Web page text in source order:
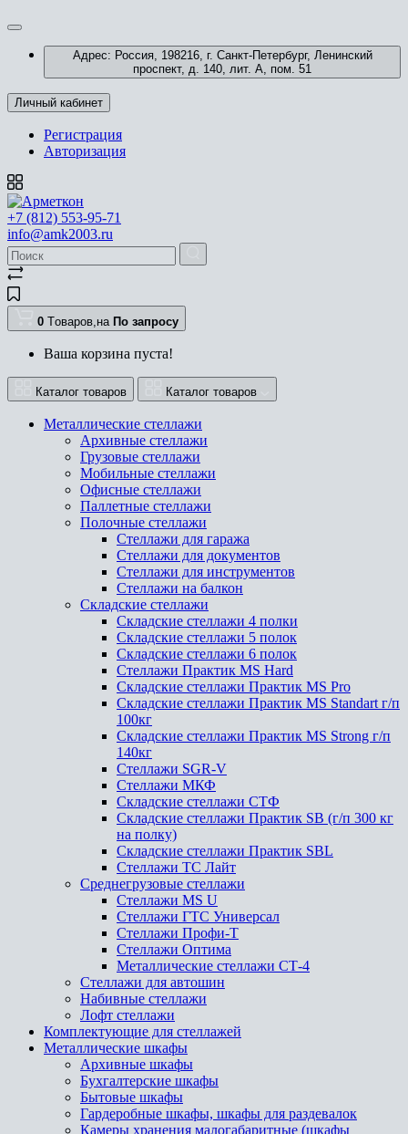
Адрес: Россия, 198216, г. Санкт-Петербург, Ленинский
проспект, д. 140, лит. А, пом. 51
Личный кабинет
Регистрация
Авторизация
+7 (812) 553-95-71
info@amk2003.ru
0 Tоваров,на По запросу
Ваша корзина пуста!
Каталог товаров Каталог товаров
Металлические стеллажи
Архивные стеллажи
Грузовые стеллажи
Мобильные стеллажи
Офисные стеллажи
Паллетные стеллажи
Полочные стеллажи
Стеллажи для гаража
Стеллажи для документов
Стеллажи для инструментов
Стеллажи на балкон
Складские стеллажи
Складские стеллажи 4 полки
Складские стеллажи 5 полок
Складские стеллажи 6 полок
Стеллажи Практик MS Hard
Складские стеллажи Практик MS Pro
Складские стеллажи Практик MS Standart г/п
100кг
Складские стеллажи Практик MS Strong г/п
140кг
Стеллажи SGR-V
Стеллажи МКФ
Складские стеллажи СТФ
Складские стеллажи Практик SB (г/п 300 кг
на полку)
Складские стеллажи Практик SBL
Стеллажи ТС Лайт
Среднегрузовые стеллажи
Стеллажи MS U
Стеллажи ГТС Универсал
Стеллажи Профи-Т
Стеллажи Оптима
Металлические стеллажи СТ-4
Стеллажи для автошин
Набивные стеллажи
Лофт стеллажи
Комплектующие для стеллажей
Металлические шкафы
Архивные шкафы
Бухгалтерские шкафы
Бытовые шкафы
Гардеробные шкафы, шкафы для раздевалок
Камеры хранения малогабаритные (шкафы